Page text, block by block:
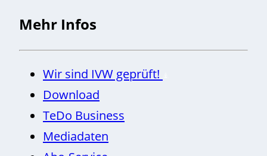
Mehr Infos
Wir sind IVW geprüft!
Download
TeDo Business
Mediadaten